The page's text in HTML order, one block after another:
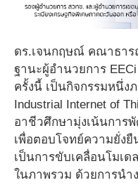
ดร.เจนกฤษณ์ คณาธาร
ฐานะผู้อำนวยการ
ครั้งนี้ เป็นกิจกรรมหนึ่ง
Industrial Internet of
อาชีวศึกษามุ่งเน้นการ
เพื่อตอบโจทย์ความยั่ง
เป็นการขับเคลื่อนโมเด
ในภาพรวม ด้วยการน